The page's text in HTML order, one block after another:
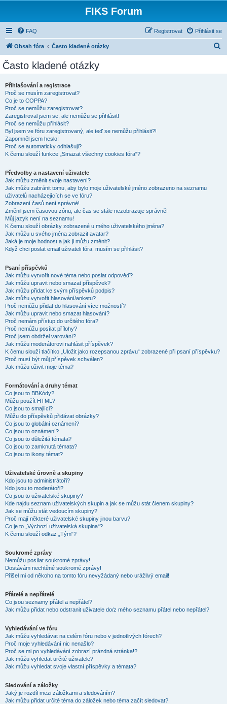
FIKS Forum
FAQ Přihlásit se
Registrovat
Obsah fóra Často kladené otázky
Často kladené otázky
Přihlašování a registrace
Proč se musím zaregistrovat?
Co je to COPPA?
Proč se nemůžu zaregistrovat?
Zaregistroval jsem se, ale nemůžu se přihlásit!
Proč se nemůžu přihlásit?
Byl jsem ve fóru zaregistrovaný, ale teď se nemůžu přihlásit?!
Zapomněl jsem heslo!
Proč se automaticky odhlašuji?
K čemu slouží funkce „Smazat všechny cookies fóra“?
Předvolby a nastavení uživatele
Jak můžu změnit svoje nastavení?
Jak můžu zabránit tomu, aby bylo moje uživatelské jméno zobrazeno na seznamu
uživatelů nacházejících se ve fóru?
Zobrazení časů není správné!
Změnil jsem časovou zónu, ale čas se stále nezobrazuje správně!
Můj jazyk není na seznamu!
K čemu slouží obrázky zobrazené u mého uživatelského jména?
Jak můžu u svého jména zobrazit avatar?
Jaká je moje hodnost a jak ji můžu změnit?
Když chci poslat email uživateli fóra, musím se přihlásit?
Psaní příspěvků
Jak můžu vytvořit nové téma nebo poslat odpověď?
Jak můžu upravit nebo smazat příspěvek?
Jak můžu přidat ke svým příspěvků podpis?
Jak můžu vytvořit hlasování/anketu?
Proč nemůžu přidat do hlasování více možností?
Jak můžu upravit nebo smazat hlasování?
Proč nemám přístup do určitého fóra?
Proč nemůžu posílat přílohy?
Proč jsem obdržel varování?
Jak můžu moderátorovi nahlásit příspěvek?
K čemu slouží tlačítko „Uložit jako rozepsanou zprávu“ zobrazené při psaní příspěvku?
Proč musí být můj příspěvek schválen?
Jak můžu oživit moje téma?
Formátování a druhy témat
Co jsou to BBKódy?
Můžu použít HTML?
Co jsou to smajlíci?
Můžu do příspěvků přidávat obrázky?
Co jsou to globální oznámení?
Co jsou to oznámení?
Co jsou to důležitá témata?
Co jsou to zamknutá témata?
Co jsou to ikony témat?
Uživatelské úrovně a skupiny
Kdo jsou to administrátoři?
Kdo jsou to moderátoři?
Co jsou to uživatelské skupiny?
Kde najdu seznam uživatelských skupin a jak se můžu stát členem skupiny?
Jak se můžu stát vedoucím skupiny?
Proč mají některé uživatelské skupiny jinou barvu?
Co je to „Výchozí uživatelská skupina“?
K čemu slouží odkaz „Tým“?
Soukromé zprávy
Nemůžu posílat soukromé zprávy!
Dostávám nechtěné soukromé zprávy!
Přišel mi od někoho na tomto fóru nevyžádaný nebo urážlivý email!
Přátelé a nepřátelé
Co jsou seznamy přátel a nepřátel?
Jak můžu přidat nebo odstranit uživatele do/z mého seznamu přátel nebo nepřátel?
Vyhledávání ve fóru
Jak můžu vyhledávat na celém fóru nebo v jednotlivých fórech?
Proč moje vyhledávání nic nenašlo?
Proč se mi po vyhledávání zobrazí prázdná stránka!?
Jak můžu vyhledat určité uživatele?
Jak můžu vyhledat svoje vlastní příspěvky a témata?
Sledování a záložky
Jaký je rozdíl mezi záložkami a sledováním?
Jak můžu přidat určité téma do záložek nebo téma začít sledovat?